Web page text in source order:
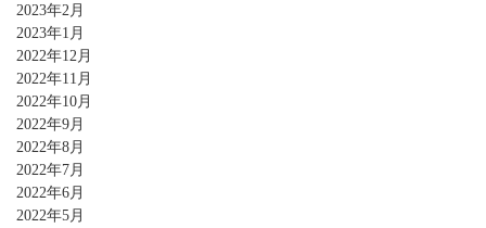
2023年2月
2023年1月
2022年12月
2022年11月
2022年10月
2022年9月
2022年8月
2022年7月
2022年6月
2022年5月